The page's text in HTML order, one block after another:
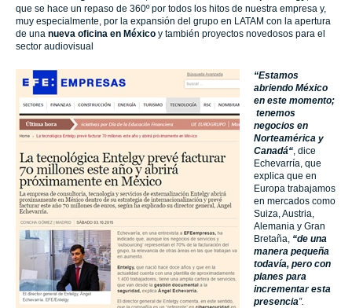
que se hace un repaso de 360º por todos los hitos de nuestra empresa y,
muy especialmente, por la expansión del grupo en LATAM con la apertura
de una nueva oficina en México y también proyectos novedosos para el
sector audiovisual
“Estamos
abriendo México
en este momento;
tenemos
negocios en
Norteamérica y
Canadá“ , dice
Echevarría, que
explica que en
Europa trabajamos
en mercados como
Suiza, Austria,
Alemania y Gran
Bretaña, “de una
manera pequeña
todavía, pero con
planes para
incrementar esta
presencia”.